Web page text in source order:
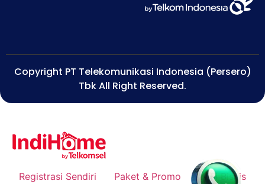
Copyright PT Telekomunikasi Indonesia (Persero)
Tbk All Right Reserved.
Registrasi Sendiri Paket & Promo WiFi Bisnis